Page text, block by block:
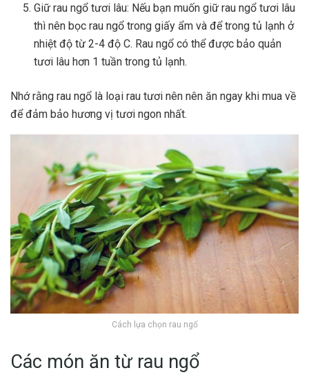
Giữ rau ngổ tươi lâu: Nếu bạn muốn giữ rau ngổ tươi lâu
thì nên bọc rau ngổ trong giấy ẩm và để trong tủ lạnh ở
nhiệt độ từ 2-4 độ C. Rau ngổ có thể được bảo quản
tươi lâu hơn 1 tuần trong tủ lạnh.
Nhớ rằng rau ngổ là loại rau tươi nên nên ăn ngay khi mua về
để đảm bảo hương vị tươi ngon nhất.
Cách lựa chọn rau ngổ
Các món ăn từ rau ngổ